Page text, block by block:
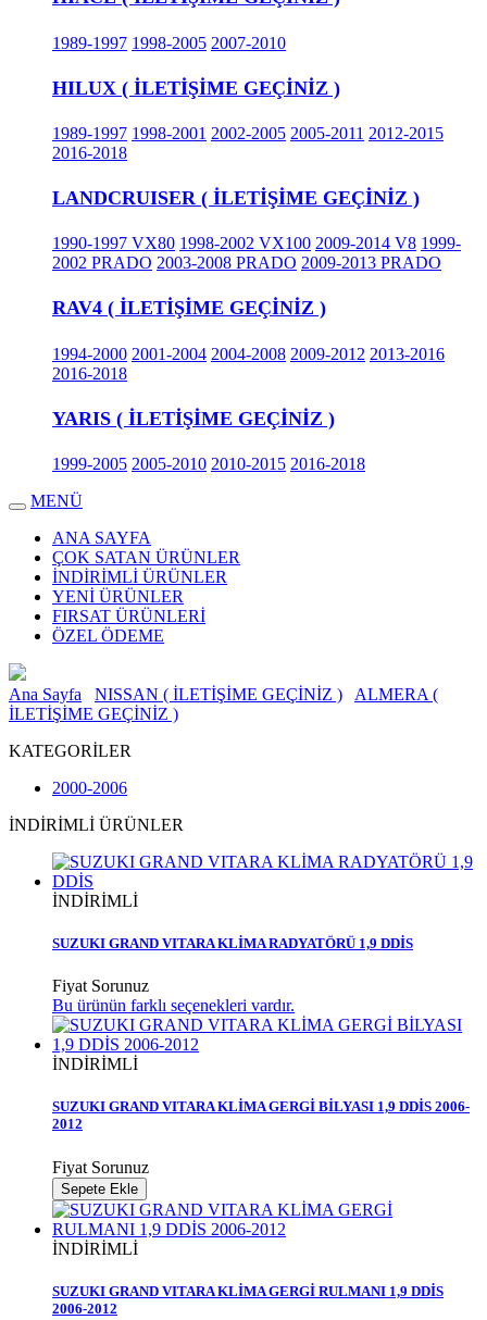
1989-1997 1998-2005 2007-2010
HILUX ( İLETİŞİME GEÇİNİZ )
1989-1997 1998-2001 2002-2005 2005-2011 2012-2015
2016-2018
LANDCRUISER ( İLETİŞİME GEÇİNİZ )
1990-1997 VX80 1998-2002 VX100 2009-2014 V8 1999-
2002 PRADO 2003-2008 PRADO 2009-2013 PRADO
RAV4 ( İLETİŞİME GEÇİNİZ )
1994-2000 2001-2004 2004-2008 2009-2012 2013-2016
2016-2018
YARIS ( İLETİŞİME GEÇİNİZ )
1999-2005 2005-2010 2010-2015 2016-2018
MENÜ
ANA SAYFA
ÇOK SATAN ÜRÜNLER
İNDİRİMLİ ÜRÜNLER
YENİ ÜRÜNLER
FIRSAT ÜRÜNLERİ
ÖZEL ÖDEME
Ana Sayfa NISSAN ( İLETİŞİME GEÇİNİZ )
ALMERA (
İLETİŞİME GEÇİNİZ )
KATEGORİLER
2000-2006
İNDİRİMLİ ÜRÜNLER
İNDİRİMLİ
SUZUKI GRAND VITARA KLİMA RADYATÖRÜ 1,9 DDİS
Fiyat Sorunuz
Bu ürünün farklı seçenekleri vardır.
İNDİRİMLİ
SUZUKI GRAND VITARA KLİMA GERGİ BİLYASI 1,9 DDİS 2006-
2012
Fiyat Sorunuz
Sepete Ekle
İNDİRİMLİ
SUZUKI GRAND VITARA KLİMA GERGİ RULMANI 1,9 DDİS
2006-2012